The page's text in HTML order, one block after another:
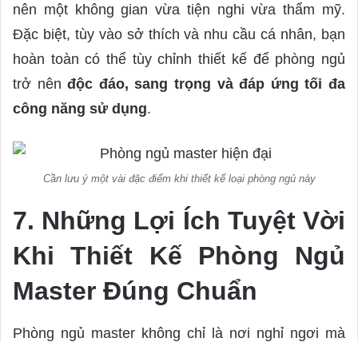
nên một không gian vừa tiện nghi vừa thẩm mỹ.
Đặc biệt, tùy vào sở thích và nhu cầu cá nhân, bạn
hoàn toàn có thể tùy chỉnh thiết kế để phòng ngủ
trở nênđộc đáo, sang trọng và đáp ứng tối đa
công năng sử dụng.
Cần lưu ý một vài đặc điểm khi thiết kế loại phòng ngủ này
7. Những Lợi Ích Tuyệt Vời
Khi Thiết Kế Phòng Ngủ
Master Đúng Chuẩn
Phòng ngủ master không chỉ là nơi nghỉ ngơi mà